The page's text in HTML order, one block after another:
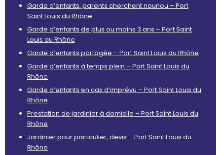
Garde d’enfants, parents cherchent nounou – Port
Saint Louis du Rhône
Garde d’enfants de plus ou moins 3 ans – Port Saint
Louis du Rhône
Garde d’enfants partagée – Port Saint Louis du Rhône
Garde d’enfants à temps plein – Port Saint Louis du
Rhône
Garde d’enfants en cas d’imprévu – Port Saint Louis du
Rhône
Prestation de jardinier à domicile – Port Saint Louis du
Rhône
Jardinier pour particulier, devis – Port Saint Louis du
Rhône